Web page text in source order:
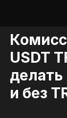
USDT
и без